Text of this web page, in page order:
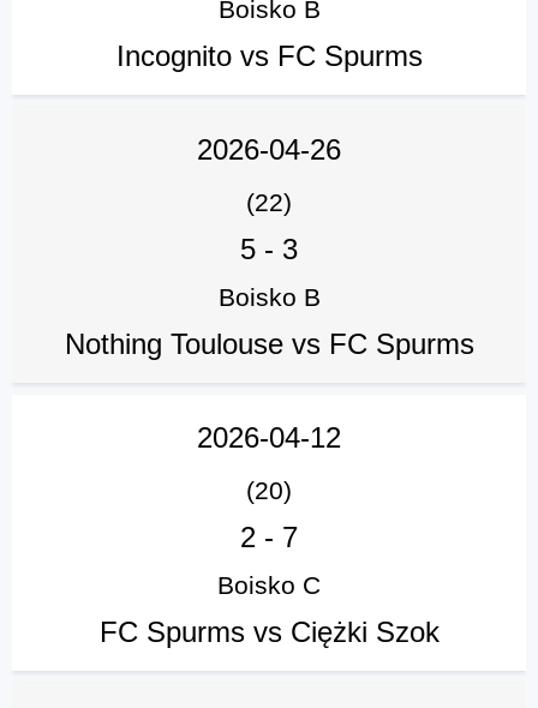
Boisko B
Incognito vs FC Spurms
2026-04-26
(22)
5 - 3
Boisko B
Nothing Toulouse vs FC Spurms
2026-04-12
(20)
2 - 7
Boisko C
FC Spurms vs Ciężki Szok